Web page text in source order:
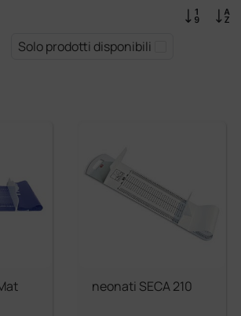
Solo prodotti disponibili
neonati SECA 210